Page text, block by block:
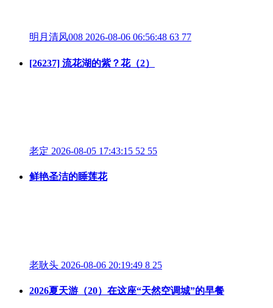
明月清风008 2026-08-06 06:56:48 63 77
[26237] 流花湖的紫？花（2）
老定 2026-08-05 17:43:15 52 55
鲜艳圣洁的睡莲花
老耿头 2026-08-06 20:19:49 8 25
2026夏天游（20）在这座“天然空调城”的早餐